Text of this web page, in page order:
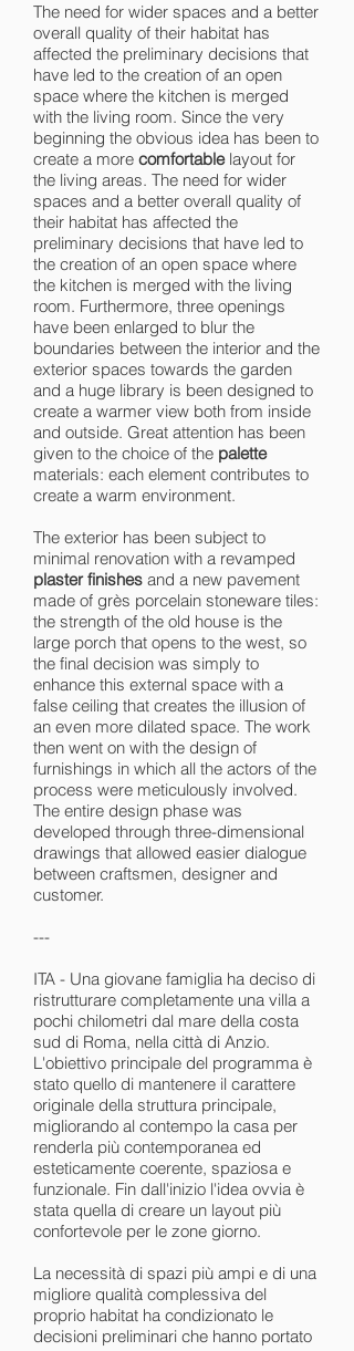
The need for wider spaces and a better
overall quality of their habitat has
affected the preliminary decisions that
have led to the creation of an open
space where the kitchen is merged
with the living room. Since the very
beginning the obvious idea has been to
create a more comfortable layout for
the living areas. The need for wider
spaces and a better overall quality of
their habitat has affected the
preliminary decisions that have led to
the creation of an open space where
the kitchen is merged with the living
room. Furthermore, three openings
have been enlarged to blur the
boundaries between the interior and the
exterior spaces towards the garden
and a huge library is been designed to
create a warmer view both from inside
and outside. Great attention has been
given to the choice of the palette
materials: each element contributes to
create a warm environment.
The exterior has been subject to
minimal renovation with a revamped
plaster finishes and a new pavement
made of grès porcelain stoneware tiles:
the strength of the old house is the
large porch that opens to the west, so
the final decision was simply to
enhance this external space with a
false ceiling that creates the illusion of
an even more dilated space. The work
then went on with the design of
furnishings in which all the actors of the
process were meticulously involved.
The entire design phase was
developed through three-dimensional
drawings that allowed easier dialogue
between craftsmen, designer and
customer.
---
ITA - Una giovane famiglia ha deciso di
ristrutturare completamente una villa a
pochi chilometri dal mare della costa
sud di Roma, nella città di Anzio.
L'obiettivo principale del programma è
stato quello di mantenere il carattere
originale della struttura principale,
migliorando al contempo la casa per
renderla più contemporanea ed
esteticamente coerente, spaziosa e
funzionale. Fin dall'inizio l'idea ovvia è
stata quella di creare un layout più
confortevole per le zone giorno.
La necessità di spazi più ampi e di una
migliore qualità complessiva del
proprio habitat ha condizionato le
decisioni preliminari che hanno portato